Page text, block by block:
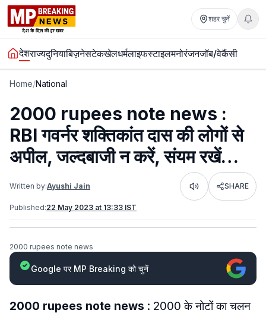
शहर चुनें
देशराज्यदुनियाबिज़नेसटेकखेलधर्मलाइफस्टाइलमनोरंजनजॉब/वेकैंसी
Home/National
2000 rupees note news :
RBI गवर्नर शक्तिकांत दास की लोगों से
अपील, जल्दबाजी न करें, संयम रखें…
Written by:Ayushi Jain Listen SHARE
Published:22 May 2023 at 13:33 IST
2000 rupees note news
Google पर MP Breaking को चुनें
2000 rupees note news : 2000 के नोटों का चलन